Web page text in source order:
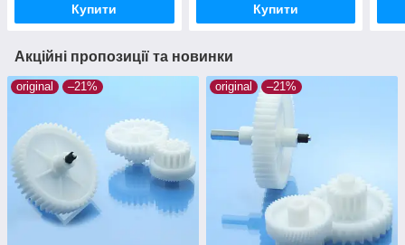
Купити Купити
Акційні пропозиції та новинки
original –21% original –21%